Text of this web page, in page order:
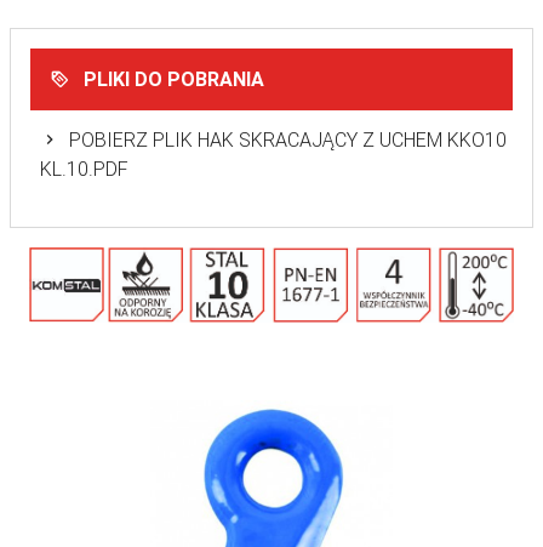
PLIKI DO POBRANIA
POBIERZ PLIK HAK SKRACAJĄCY Z UCHEM KKO10
KL.10.PDF